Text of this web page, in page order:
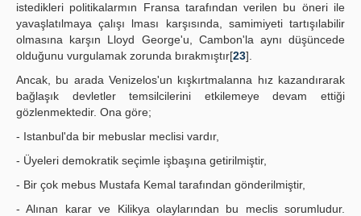
istedikleri politikalarmın Fransa tarafından verilen bu öneri ile
yavaşlatılmaya çalışı lması karşısında, samimiyeti tartışılabilir
olmasına karşın Lloyd George'u, Cambon'la aynı düşüncede
olduğunu vurgulamak zorunda bırakmıştır[23].
Ancak, bu arada Venizelos'un kışkırtmalanna hız kazandırarak
bağlaşık devletler temsilcilerini etkilemeye devam ettiği
gözlenmektedir. Ona göre;
- Istanbul'da bir mebuslar meclisi vardır,
- Üyeleri demokratik seçimle işbaşına getirilmiştir,
- Bir çok mebus Mustafa Kemal tarafından gönderilmiştir,
- Alınan karar ve Kilikya olaylarından bu meclis sorumludur.